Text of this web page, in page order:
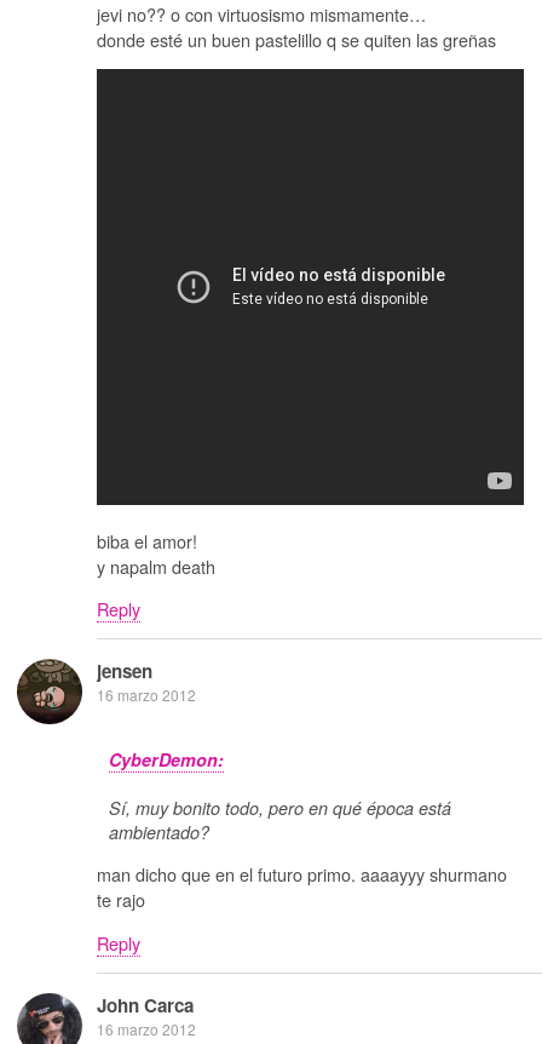
jevi no?? o con virtuosismo mismamente…
donde esté un buen pastelillo q se quiten las greñas
biba el amor!
y napalm death
Reply
jensen
16 marzo 2012
CyberDemon:
Sí, muy bonito todo, pero en qué época está
ambientado?
man dicho que en el futuro primo. aaaayyy shurmano
te rajo
Reply
John Carca
16 marzo 2012